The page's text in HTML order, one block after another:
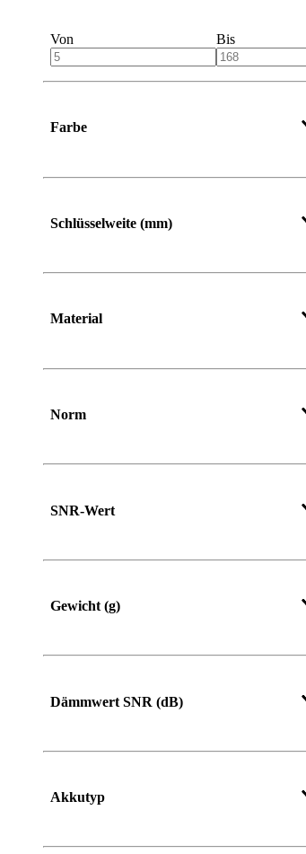
Von Bis
Farbe
Schlüsselweite (mm)
Material
Norm
SNR-Wert
Gewicht (g)
Dämmwert SNR (dB)
Akkutyp